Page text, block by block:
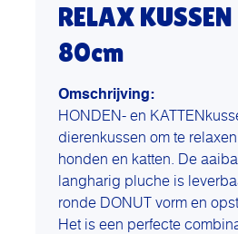
RELAX
80cm
Omschrijving:
HONDEN- en
dierenkussen om te
honden en katten. De
langharig pluche is
ronde DONUT vorm en
Het is een perfecte